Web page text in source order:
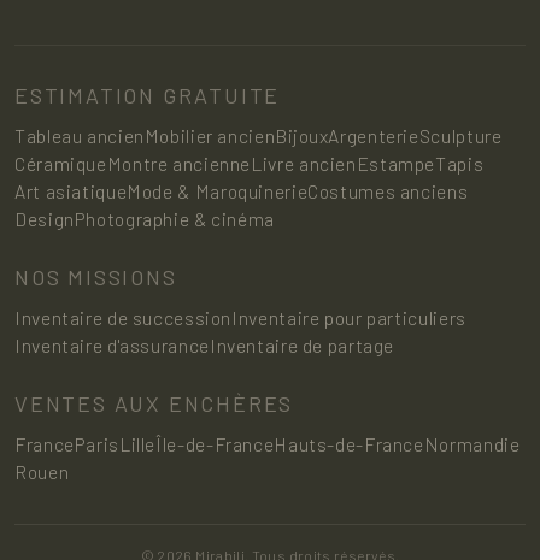
ESTIMATION GRATUITE
Tableau ancien Mobilier ancienBijouxArgenterieSculpture
Céramique Montre ancienne Livre ancien EstampeTapis
Art asiatiqueMode & MaroquinerieCostumes anciens
DesignPhotographie & cinéma
NOS MISSIONS
Inventaire de succession Inventaire pour particuliers
Inventaire d'assurance Inventaire de partage
VENTES AUX ENCHÈRES
FranceParis LilleÎle-de-FranceHauts-de-France Normandie
Rouen
© 2026 Mirabili. Tous droits réservés.